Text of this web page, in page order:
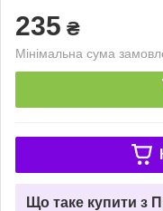
235 ₴
Мінімальна сума
Що таке купити з